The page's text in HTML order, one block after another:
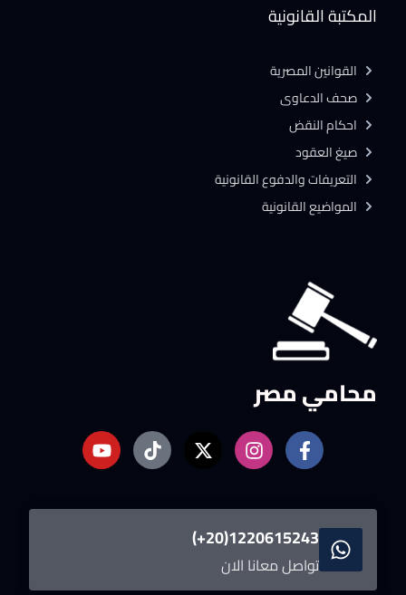
محامي مصر
1220615243(20+)
تواصل معانا الان
المكتبة القانونية
القوانين المصرية
صحف الدعاوى
احكام النقض
صيغ العقود
التعريفات والدفوع القانونية
المواضيع القانونية